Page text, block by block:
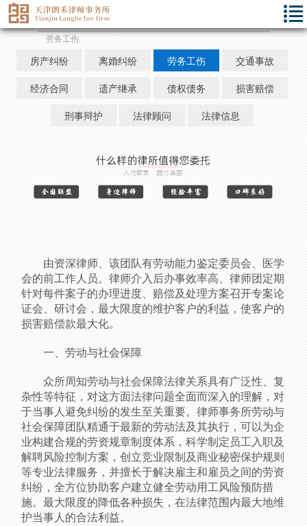
劳务工伤
房产纠纷 离婚纠纷 劳务工伤
交通事故
经济合同
遗产继承 债权债务
损害赔偿
刑事辩护
法律顾问 法律信息
由资深律师、该团队有劳动能力鉴定委员会、医学
会的前工作人员。律师介入后办事效率高、律师团定期
针对每件案子的办理进度、赔偿及处理方案召开专案论
证会、研讨会，最大限度的维护客户的利益，使客户的
损害赔偿款最大化。
一、劳动与社会保障
众所周知劳动与社会保障法律关系具有广泛性、复
杂性等特征，对这方面法律问题全面而深入的理解，对
于当事人避免纠纷的发生至关重要。律师事务所劳动与
社会保障团队精通于最新的劳动法及其执行，可以为企
业构建合规的劳资规章制度体系，科学制定员工入职及
解聘风险控制方案，创立竞业限制及商业秘密保护规则
等专业法律服务，并擅长于解决雇主和雇员之间的劳资
纠纷，全方位协助客户建立健全劳动用工风险预防措
施。最大限度的降低各种损失，在法律范围内最大地维
护当事人的合法利益。